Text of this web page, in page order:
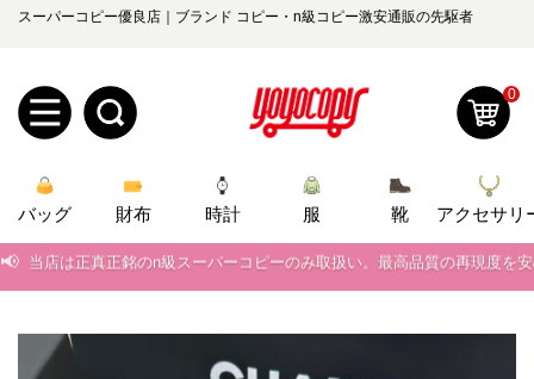
スーパーコピー優良店｜ブランド コピー・n級コピー激安通販の先駆者
規
ユ
ロ
グ
0
バッグ 財布 時計 服 靴
アクセサリ
📢